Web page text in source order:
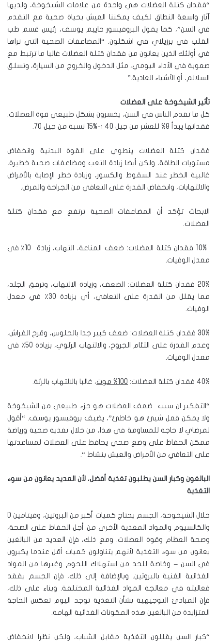
“فقدان كتلة العضلات هي واحدة من علامات الشيخوخة، ولديها
آثار واسعة النطاق لكيف يمكننا العيش بحياة صحية مع التقدم
في السن”، كما يقول البروفيسور حاييم يوسف، رئيس قسم طب
القلب في برزيلاي في اشكلون. “المضاعفات الصحية التي نراها
في أولئك الذين يعانون من فقدان كتلة العضلات غالبا ما ترتبط مع
صعوبة في الأداء اليومي، مثل الدخول والخروج من السيارة، وتسلق
السلالم، أو الأشياء العادية.”
تأثير الشيخوخة على العضلات
كل ما تقدم الناس في السن، يخسرون بشكل طبيعي قوة العضلات.
فقدانها يبدأ 8% للعشر من جيل 40 ו-15% نسبة من جيل 70.
فقدان كتلة العضلات ينطوي على القوة البدنية وانخفاض
مستويات الطاقة، ولكن أيضا زيادة التعب ومضاعفات صحية خطيرة،
غالبية الخطر عند السقوط والكسور، وزيادة خطر الإصابة بالأمراض
والالتهابات، وانخفاض القدرة على التعافي من الجراحة والمرض.
الابحاث تؤكد أن المضاعفات الصحية ترتفع مع فقدان كتلة
العضلات.
10% فقدان كتلة العضلات: ضعف المناعة، التهاب، زيادة 10٪ في
معدل الوفيات.
20% فقدان كتلة العضلات: الضعف، وزيادة الالتهاب، وترقق الجلد،
مما يقلل من القدرة على التعافي، أي بزيادة 30٪ في معدل
الوفيات.
30% فقدان كتلة العضلات: ضعف كبير جدا بالجلوس، وقرح الفراش،
وعدم القدرة على التئام الجروح، والالتهاب الرئوي، بزيادة 50٪ في
معدل الوفيات.
40% فقدان كتلة العضلات: 100% موت، غالبا بالالتهاب بالرئة.
“التفكير ان سبب ضعف العضلات هو جزء طبيعي من الشيخوخة
ولا يمكن فعل شيئ هو خاطئ”، يضيف بروفيسور يوسف. “أقول
لمرضاي لا حاجة للمساومة في هذا، من خلال تغذية صحية ورياضة
ممكن الحفاظ على وضع صحي يحافظ على العضلات لمساعدتها
على التعافي من الأمراض والعيش بنشاط “.
البالغون وكبار السن يطلبون تغذية أفضل، لأن العديد يعانون من سوء
التغذية
خلال الشيخوخة، الجسم يحتاج كميات أكبر من البروتين، وفيتامين D
والكالسيوم والمواد المغذية الأخرى من أجل الحفاظ على الصحة،
وصحة العظام وقوة العضلات. ومع ذلك، فإن العديد من البالغين
يعانون من سوء التغذية لأنهم يتناولون كميات أقل عندما يكبرون
في السن – وخاصة للحد من استهلاك اللحوم وغيرها من المواد
الغذائية الغنية بالبروتين. وبالإضافة إلى ذلك، فإن الجسم يفقد
فعاليته في معالجة المواد الغذائية المختلفة. وبناء على ذلك،
فإن المبادئ التوجيهية بشأن التغذية توجد اليوم تعكس الحاجة
المتزايدة من البالغين هذه المكونات الغذائية الهامة.
“كبار السن يقللون التغذية مقابل الشباب، ولكن نظرا لانخفاض